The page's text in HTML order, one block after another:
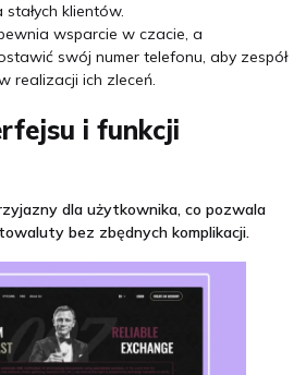
klientów.
wsparcie w czacie, a
swój numer telefonu, aby zespół
realizacji ich zleceń.
i funkcji
dla użytkownika, co pozwala
bez zbędnych komplikacji.